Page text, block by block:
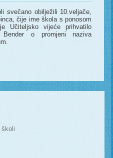
svečano obilježili 10.veljače,
čije ime škola s ponosom
Učiteljsko vijeće prihvatilo
Bender o promjeni naziva
školi